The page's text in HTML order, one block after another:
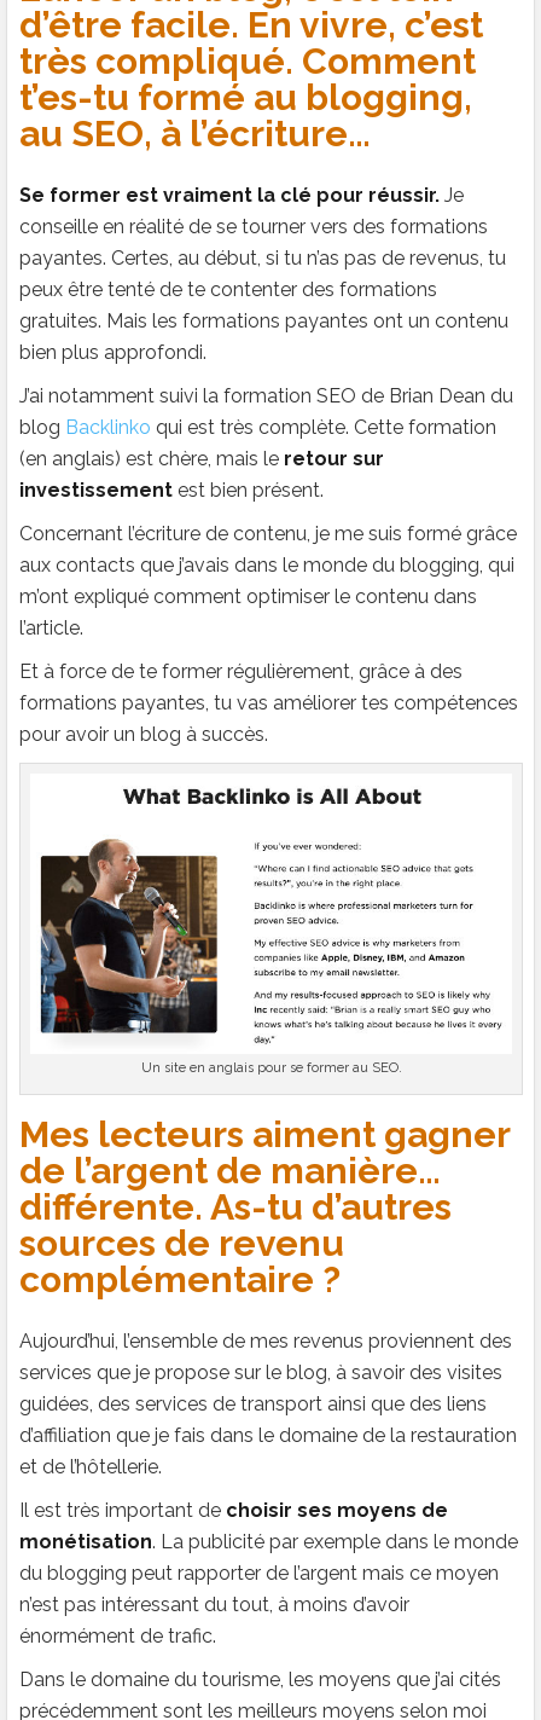
d’être facile. En vivre, c’est
très compliqué. Comment
t’es-tu formé au blogging,
au SEO, à l’écriture…
Se former est vraiment la clé pour réussir. Je
conseille en réalité de se tourner vers des formations
payantes. Certes, au début, si tu n’as pas de revenus, tu
peux être tenté de te contenter des formations
gratuites. Mais les formations payantes ont un contenu
bien plus approfondi.
J’ai notamment suivi la formation SEO de Brian Dean du
blog Backlinko qui est très complète. Cette formation
(en anglais) est chère, mais le retour sur
investissement est bien présent.
Concernant l’écriture de contenu, je me suis formé grâce
aux contacts que j’avais dans le monde du blogging, qui
m’ont expliqué comment optimiser le contenu dans
l’article.
Et à force de te former régulièrement, grâce à des
formations payantes, tu vas améliorer tes compétences
pour avoir un blog à succès.
Un site en anglais pour se former au SEO.
Mes lecteurs aiment gagner
de l’argent de manière…
différente. As-tu d’autres
sources de revenu
complémentaire ?
Aujourd’hui, l’ensemble de mes revenus proviennent des
services que je propose sur le blog, à savoir des visites
guidées, des services de transport ainsi que des liens
d’affiliation que je fais dans le domaine de la restauration
et de l’hôtellerie.
Il est très important de choisir ses moyens de
monétisation. La publicité par exemple dans le monde
du blogging peut rapporter de l’argent mais ce moyen
n’est pas intéressant du tout, à moins d’avoir
énormément de trafic.
Dans le domaine du tourisme, les moyens que j’ai cités
précédemment sont les meilleurs moyens selon moi